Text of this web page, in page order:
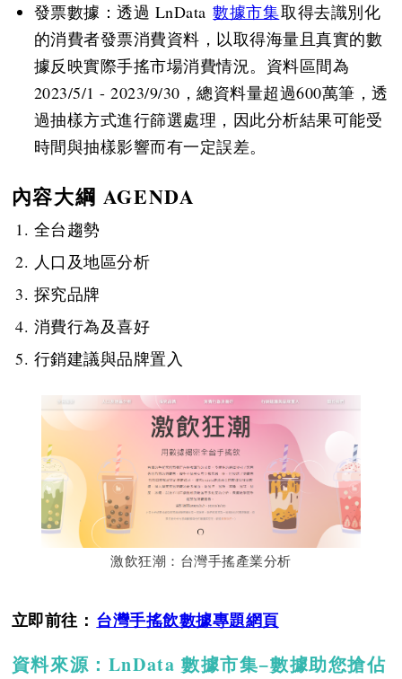
發票數據：透過 LnData 數據市集取得去識別化
的消費者發票消費資料，以取得海量且真實的數
據反映實際手搖市場消費情況。資料區間為
2023/5/1 - 2023/9/30，總資料量超過600萬筆，透
過抽樣方式進行篩選處理，因此分析結果可能受
時間與抽樣影響而有一定誤差。
內容大綱 AGENDA
全台趨勢
人口及地區分析
探究品牌
消費行為及喜好
行銷建議與品牌置入
激飲狂潮：台灣手搖產業分析
立即前往： 台灣手搖飲數據專題網頁
資料來源：LnData 數據市集−數據助您搶佔